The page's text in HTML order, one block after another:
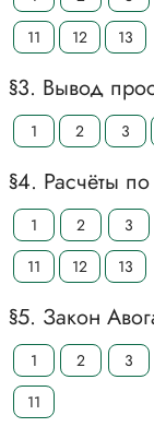
11
12 13
§3. Вывод
1 2 3
§4. Расчёты
1 2 3
11
12 13
§5. Закон
1 2 3
11